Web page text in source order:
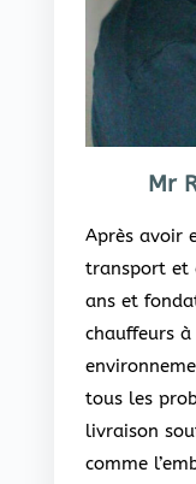
Mr
Après avoir
transport et
ans et
chauffeurs
tous les
livraison
comme